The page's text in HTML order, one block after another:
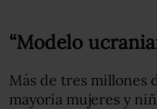
“Modelo
Más de tres millones
mayoría mujeres y